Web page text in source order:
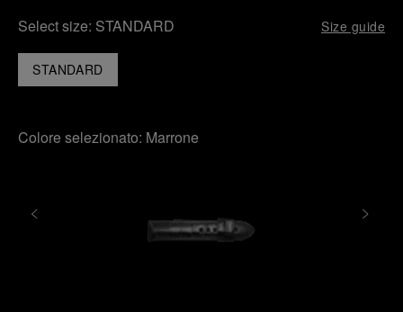
Select size: STANDARD Size guide
STANDARD
Colore selezionato: Marrone